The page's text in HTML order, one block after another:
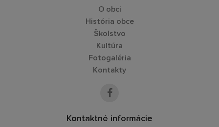
O obci
História obce
Školstvo
Kultúra
Fotogaléria
Kontakty
Kontaktné informácie